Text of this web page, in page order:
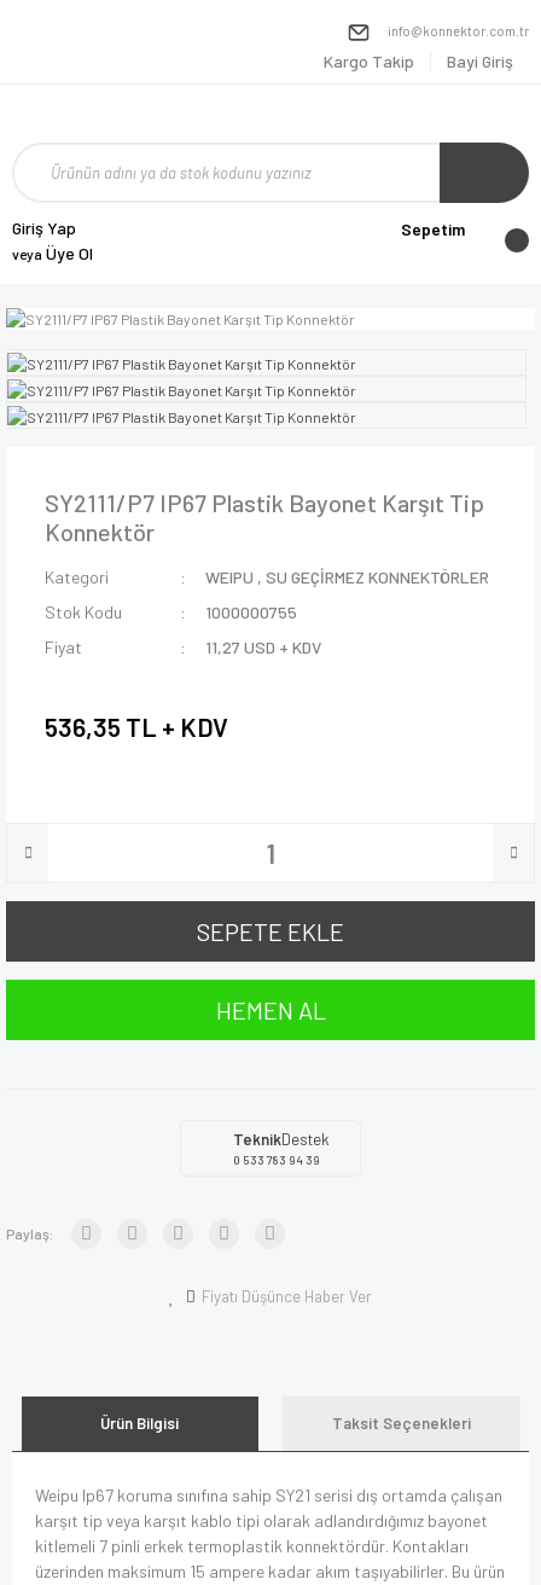
info@konnektor.com.tr
Kargo Takip Bayi Giriş
Giriş Yap
veya Üye Ol
Sepetim
SY2111/P7 IP67 Plastik Bayonet Karşıt Tip
Konnektör
Kategori WEIPU ,SU GEÇİRMEZ KONNEKTÖRLER
Stok Kodu
1000000755
Fiyat
11,27 USD + KDV
536,35 TL + KDV
SEPETE EKLE
HEMEN AL
TeknikDestek
0 533 783 94 39
Paylaş:
Fiyatı Düşünce Haber Ver
Ürün Bilgisi Taksit Seçenekleri
Weipu Ip67 koruma sınıfına sahip SY21 serisi dış ortamda çalışan
karşıt tip veya karşıt kablo tipi olarak adlandırdığımız bayonet
kitlemeli 7 pinli erkek termoplastik konnektördür. Kontakları
üzerinden maksimum 15 ampere kadar akım taşıyabilirler. Bu ürün